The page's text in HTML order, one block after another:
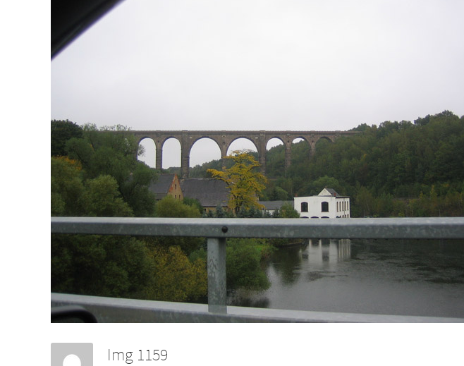
Img 1159